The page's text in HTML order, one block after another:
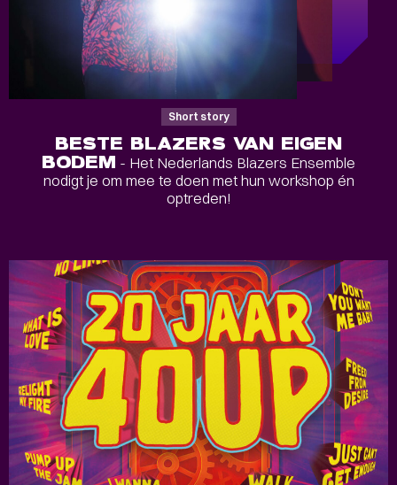
Short story
BESTE BLAZERS VAN EIGEN
BODEM - Het Nederlands Blazers Ensemble
nodigt je om mee te doen met hun workshop én
optreden!